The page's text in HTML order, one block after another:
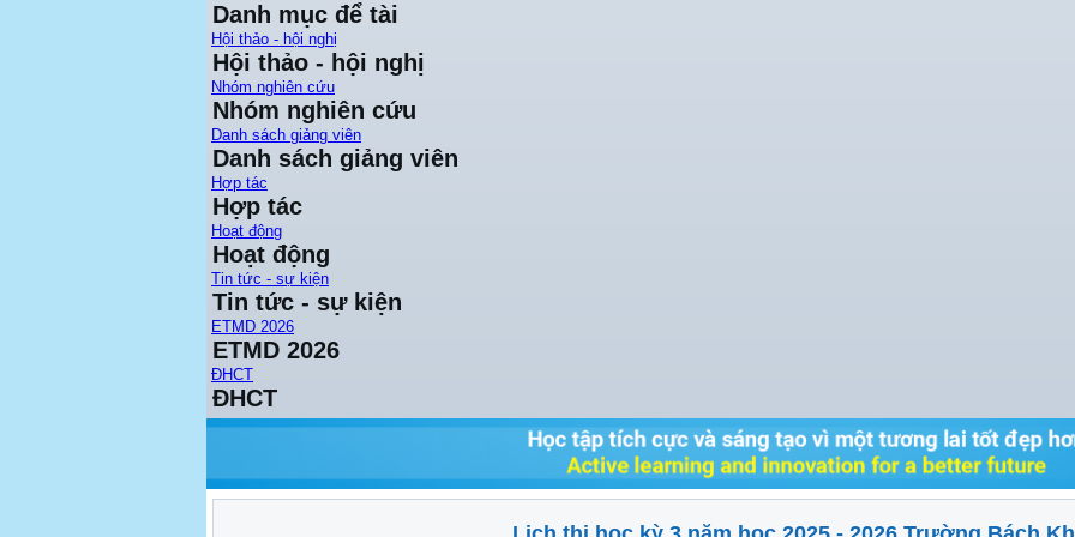
Danh mục để tài
Hội thảo - hội nghị
Hội thảo - hội nghị
Nhóm nghiên cứu
Nhóm nghiên cứu
Danh sách giảng viên
Danh sách giảng viên
Hợp tác
Hợp tác
Hoạt động
Hoạt động
Tin tức - sự kiện
Tin tức - sự kiện
ETMD 2026
ETMD 2026
ĐHCT
ĐHCT